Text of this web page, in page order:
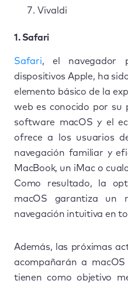
Vivaldi
1. Safari
Safari, el navegador
dispositivos Apple, ha
elemento básico de la
web es conocido por su
software macOS y el
ofrece a los usuarios
navegación familiar y
MacBook, un iMac o
Como resultado, la
macOS garantiza un
navegación intuitiva en
Además, las próximas
acompañarán a
tienen como objetivo